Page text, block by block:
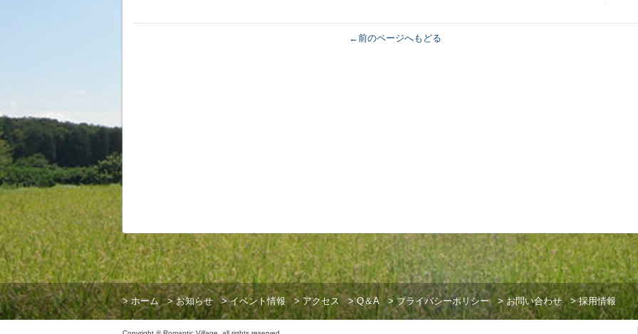
←前のページへもどる
>ホーム >お知らせ >イベント情報 >アクセス >Q＆A >プライバシーポリシー >お問い合わせ >採用情報